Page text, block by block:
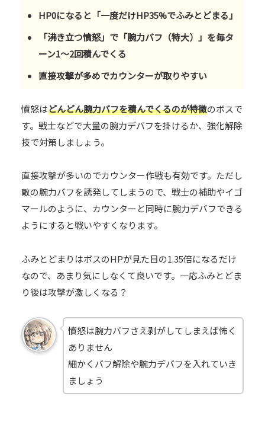
HP0になると「一度だけHP35%でふみとどまる」
「沸き立つ憤怒」で「腕力バフ（特大）」を毎タ
ーン1～2回積んでくる
直接攻撃が多めでカウンターが取りやすい
憤怒はどんどん腕力バフを積んでくるのが特徴のボスで
す。戦士などで大量の腕力デバフを掛けるか、強化解除
技で対策しましょう。
直接攻撃が多いのでカウンター作戦も有効です。ただし
敵の腕力バフを誘発してしまうので、戦士の補助やイゴ
マールのように、カウンターと同時に腕力デバフできる
ようにすると戦いやすくなります。
ふみとどまりはボスのHPが見た目の1.35倍になるだけ
なので、あまり気にしなくて良いです。一応ふみとどま
り後は攻撃が激しくなる？
憤怒は腕力バフさえ剥がしてしまえば怖く
ありません
細かくバフ解除や腕力デバフを入れていき
ましょう